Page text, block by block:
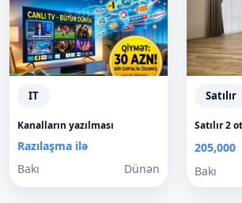
IT
Kanalların yazılması
Razılaşma ilə
Bakı
Dünən
Satılır
Satılır 2
205,000
Bakı